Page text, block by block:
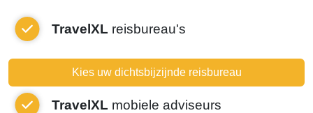
TravelXL reisbureau's
Kies uw dichtsbijzijnde reisbureau
TravelXL mobiele adviseurs